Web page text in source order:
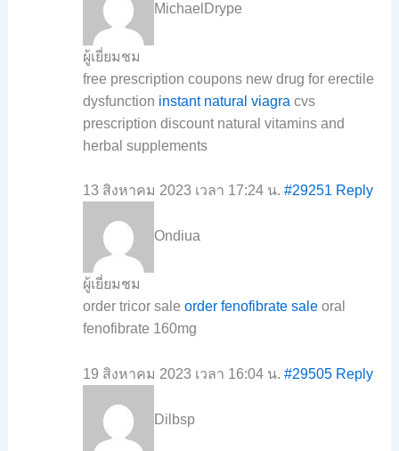
MichaelDrype
ผู้เยี่ยมชม
free prescription coupons new drug for erectile
dysfunction instant natural viagra cvs
prescription discount natural vitamins and
herbal supplements
13 สิงหาคม 2023 เวลา 17:24 น. #29251 Reply
Ondiua
ผู้เยี่ยมชม
order tricor sale order fenofibrate saleoral
fenofibrate 160mg
19 สิงหาคม 2023 เวลา 16:04 น. #29505 Reply
Dilbsp